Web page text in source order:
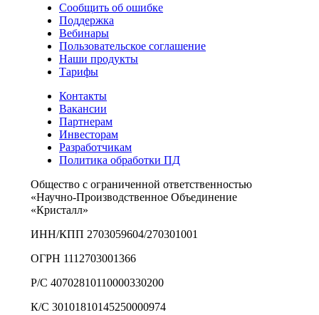
Сообщить об ошибке
Поддержка
Вебинары
Пользовательское соглашение
Наши продукты
Тарифы
Контакты
Вакансии
Партнерам
Инвесторам
Разработчикам
Политика обработки ПД
Общество с ограниченной ответственностью
«Научно-Производственное Объединение
«Кристалл»
ИНН/КПП 2703059604/270301001
ОГРН 1112703001366
Р/С 40702810110000330200
К/С 30101810145250000974